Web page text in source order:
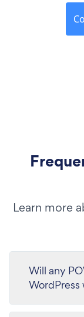
Learn more
Will any
WordPress